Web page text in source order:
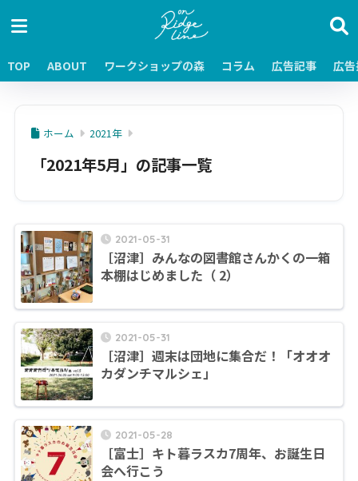
TOP ABOUT ワークショップの森 コラム 広告記事 広
ホーム 2021年
「2021年5月」の記事一覧
2021-05-31
［沼津］みんなの図書館さんかくの一箱
本棚はじめました（ 2）
2021-05-31
［沼津］週末は団地に集合だ！「オオオ
カダンチマルシェ」
2021-05-28
［富士］キト暮ラスカ7周年、お誕生日
会へ行こう